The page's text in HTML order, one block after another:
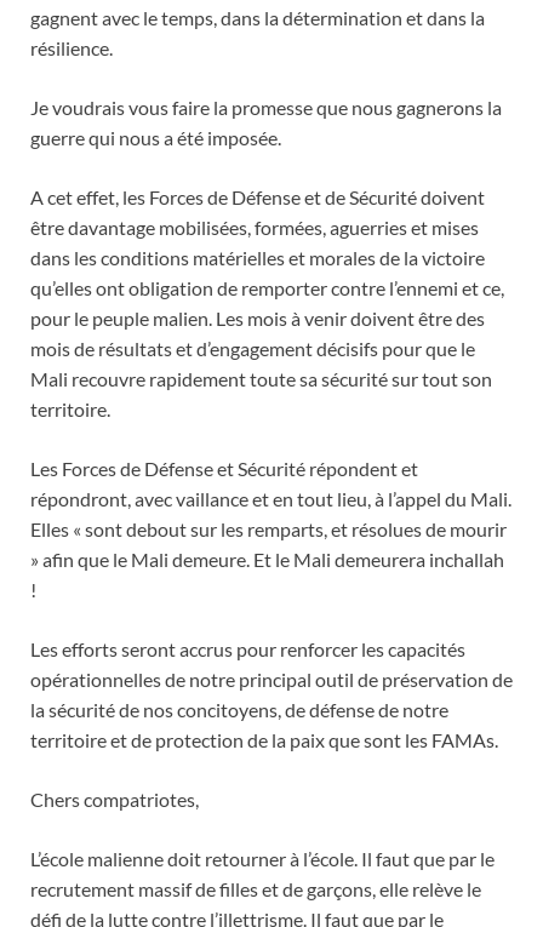
gagnent avec le temps, dans la détermination et dans la
résilience.
Je voudrais vous faire la promesse que nous gagnerons la
guerre qui nous a été imposée.
A cet effet, les Forces de Défense et de Sécurité doivent
être davantage mobilisées, formées, aguerries et mises
dans les conditions matérielles et morales de la victoire
qu’elles ont obligation de remporter contre l’ennemi et ce,
pour le peuple malien. Les mois à venir doivent être des
mois de résultats et d’engagement décisifs pour que le
Mali recouvre rapidement toute sa sécurité sur tout son
territoire.
Les Forces de Défense et Sécurité répondent et
répondront, avec vaillance et en tout lieu, à l’appel du Mali.
Elles « sont debout sur les remparts, et résolues de mourir
» afin que le Mali demeure. Et le Mali demeurera inchallah
!
Les efforts seront accrus pour renforcer les capacités
opérationnelles de notre principal outil de préservation de
la sécurité de nos concitoyens, de défense de notre
territoire et de protection de la paix que sont les FAMAs.
Chers compatriotes,
L’école malienne doit retourner à l’école. Il faut que par le
recrutement massif de filles et de garçons, elle relève le
défi de la lutte contre l’illettrisme. Il faut que par le